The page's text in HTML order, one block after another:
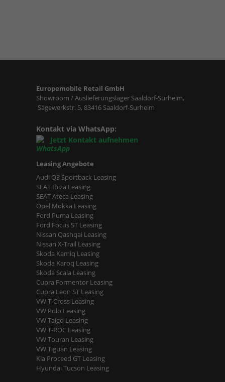
Europemobile Retail GmbH
Showroom / Auslieferungslager Saaldorf-Surheim,
Sägewerkstr. 5, 83416 Saaldorf-Surheim
Kontakt via WhatsApp:
Jetzt Kontakt aufnehmen
Leasing Angebote
Audi Q3 Sportback Leasing
SEAT Ibiza Leasing
SEAT Ateca Leasing
Opel Mokka Leasing
Ford Puma Leasing
Ford Focus ST Leasing
Nissan Qashqai Leasing
Nissan X-Trail Leasing
Skoda Kamiq Leasing
Skoda Karoq Leasing
Skoda Scala Leasing
Cupra Formentor Leasing
Cupra Leon ST Leasing
VW T-Cross Leasing
VW Polo Leasing
VW Taigo Leasing
VW T-ROC Leasing
VW Touran Leasing
VW Tiguan Leasing
Kia Proceed GT Leasing
Hyundai Tucson Leasing